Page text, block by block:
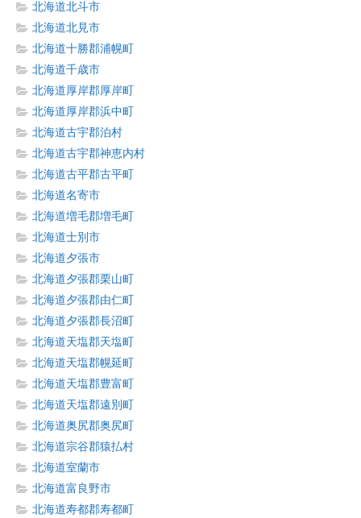
北海道北斗市
北海道北見市
北海道十勝郡浦幌町
北海道千歳市
北海道厚岸郡厚岸町
北海道厚岸郡浜中町
北海道古宇郡泊村
北海道古宇郡神恵内村
北海道古平郡古平町
北海道名寄市
北海道増毛郡増毛町
北海道士別市
北海道夕張市
北海道夕張郡栗山町
北海道夕張郡由仁町
北海道夕張郡長沼町
北海道天塩郡天塩町
北海道天塩郡幌延町
北海道天塩郡豊富町
北海道天塩郡遠別町
北海道奥尻郡奥尻町
北海道宗谷郡猿払村
北海道室蘭市
北海道富良野市
北海道寿都郡寿都町